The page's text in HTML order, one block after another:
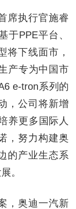
执行官施睿
于PPE平台、
将下线面市，
产专为中国市
e-tron系列的
，公司将新增
养更多国际人
，努力构建奥
的产业生态系
。
奥迪一汽新